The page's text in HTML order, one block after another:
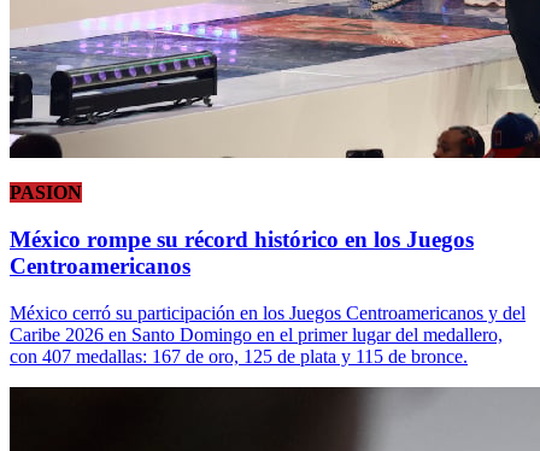
PASION
México rompe su récord histórico en los Juegos
Centroamericanos
México cerró su participación en los Juegos Centroamericanos y del
Caribe 2026 en Santo Domingo en el primer lugar del medallero,
con 407 medallas: 167 de oro, 125 de plata y 115 de bronce.